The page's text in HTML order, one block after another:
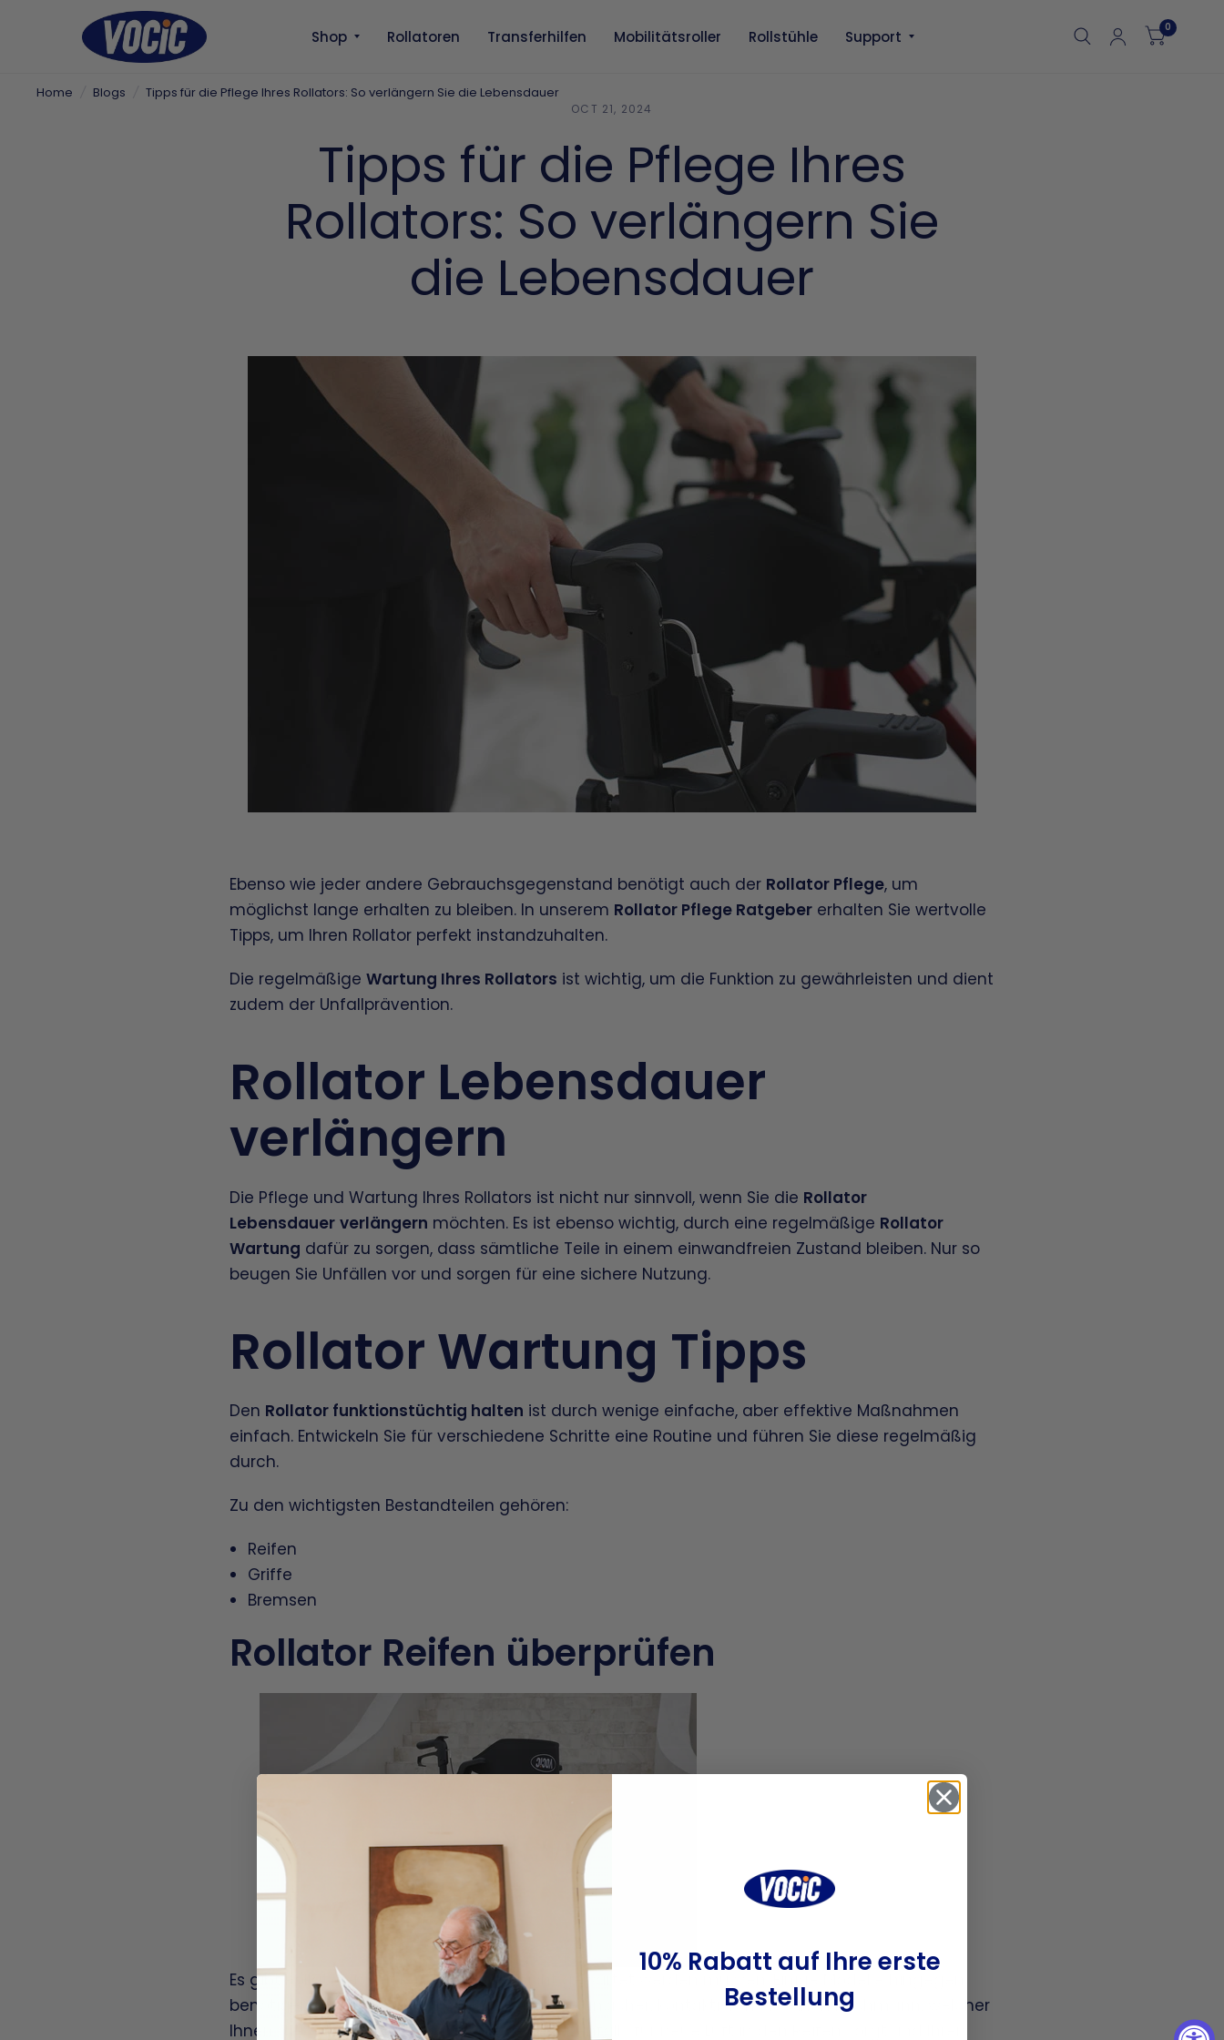
Shop Rollatoren Transferhilfen Mobilitätsroller Rollstühle Support 0
Home Blogs Tipps für die Pflege Ihres Rollators: So verlängern Sie die Lebensdauer
OCT 21, 2024
Tipps für die Pflege Ihres
Rollators: So verlängern Sie
die Lebensdauer
Ebenso wie jeder andere Gebrauchsgegenstand benötigt auch der Rollator Pflege, um
möglichst lange erhalten zu bleiben. In unserem Rollator Pflege Ratgeber erhalten Sie wertvolle
Tipps, um Ihren Rollator perfekt instandzuhalten.
Die regelmäßigeWartung Ihres Rollators ist wichtig, um die Funktion zu gewährleisten und dient
zudem der Unfallprävention.
Rollator Lebensdauer
verlängern
Die Pflege und Wartung Ihres Rollators ist nicht nur sinnvoll, wenn Sie die Rollator
Lebensdauer verlängern möchten. Es ist ebenso wichtig, durch eine regelmäßige Rollator
Wartung dafür zu sorgen, dass sämtliche Teile in einem einwandfreien Zustand bleiben. Nur so
beugen Sie Unfällen vor und sorgen für eine sichere Nutzung.
Rollator Wartung Tipps
Den Rollator funktionstüchtig halten ist durch wenige einfache, aber effektive Maßnahmen
einfach. Entwickeln Sie für verschiedene Schritte eine Routine und führen Sie diese regelmäßig
durch.
Zu den wichtigsten Bestandteilen gehören:
Reifen
Griffe
Bremsen
Rollator Reifen überprüfen
Es gibt Rollatoren mit Reifen, welche nicht gewartet werden müssen. Einige Modelle hingegen
benötigen hin und wieder neue Luft. Sind Sie unsicher, kontaktieren Sie einen Fachmann, welcher
Ihnen diesen Schritt abnimmt und gegebenenfalls für neue Luft in den Reifen sorgt und Ihren
10% Rabatt auf Ihre erste
Bestellung